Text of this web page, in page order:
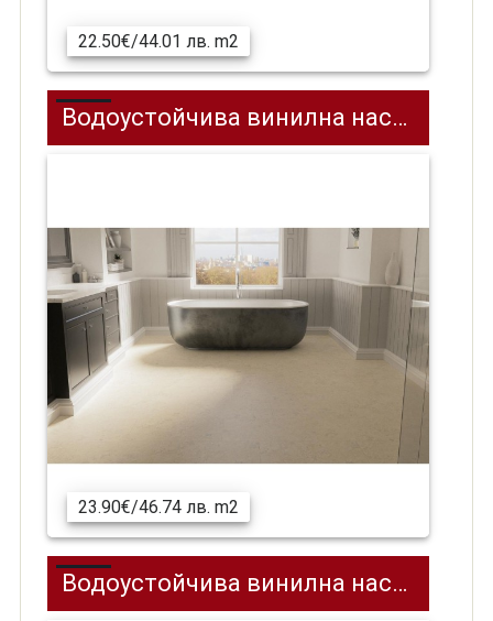
22.50€/44.01 лв. m2
Водоустойчива винилна настилка SPC на клик система REPUBLIC Stone Block 2 RETCSTO002, 304.8 x 609.6 x 4 мм
23.90€/46.74 лв. m2
Водоустойчива винилна настилка SPC на клик система REPUBLIC Stone Block 3 RETCSTO003, 304.8 x 609.6 мм